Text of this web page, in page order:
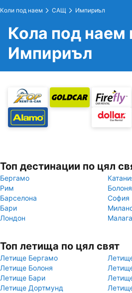
Коли под наем САЩ Импириъл
Кола под наем
Импириъл
Топ дестинации по цял
Бергамо
Рим
Болоня
Барселона
София
Бари
Лондон
Малага
Топ летища по цял свят
Летище Бергамо
Летище Болоня
Летище Бари
Летище Дортмунд